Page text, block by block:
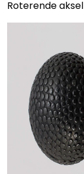
Roterende aksel